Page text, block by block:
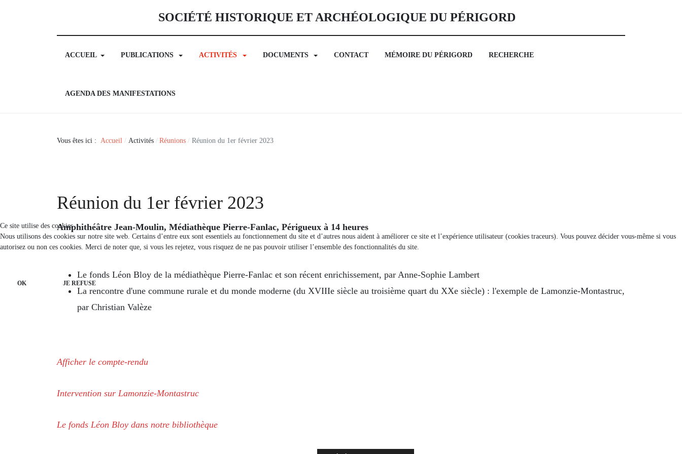
SOCIÉTÉ HISTORIQUE ET ARCHÉOLOGIQUE DU PÉRIGORD
ACCUEIL PUBLICATIONS ACTIVITÉS DOCUMENTS CONTACT MÉMOIRE DU PÉRIGORD RECHERCHE
AGENDA DES MANIFESTATIONS
Vous êtes ici : Accueil Activités Réunions Réunion du 1er février 2023
Réunion du 1er février 2023
Amphithéâtre Jean-Moulin, Médiathèque Pierre-Fanlac, Périgueux à 14 heures
Le fonds Léon Bloy de la médiathèque Pierre-Fanlac et son récent enrichissement, par Anne-Sophie Lambert
La rencontre d'une commune rurale et du monde moderne (du XVIIIe siècle au troisième quart du XXe siècle) : l'exemple de Lamonzie-Montastruc,
par Christian Valèze
Afficher le compte-rendu
Intervention sur Lamonzie-Montastruc
Le fonds Léon Bloy dans notre bibliothèque
Ce site utilise des cookies
Nous utilisons des cookies sur notre site web. Certains d’entre eux sont essentiels au fonctionnement du site et d’autres nous aident à améliorer ce site et l’expérience utilisateur (cookies traceurs). Vous pouvez décider vous-même si vous
autorisez ou non ces cookies. Merci de noter que, si vous les rejetez, vous risquez de ne pas pouvoir utiliser l’ensemble des fonctionnalités du site.
OK JE REFUSE